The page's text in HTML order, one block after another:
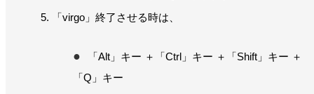
「virgo」終了させる時は、
「Alt」キー ＋「Ctrl」キー ＋「Shift」キー ＋
「Q」キー